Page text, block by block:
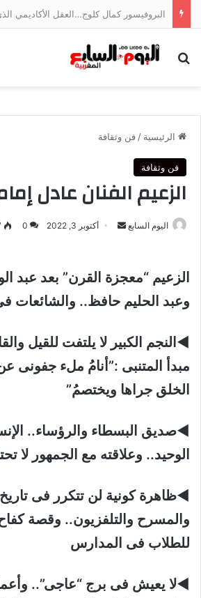
بحث عن
الرئيسية / فن وثقافة
فن وثقافة
الزعيم الفنان عادل
اليوم السابع
أرسل أكتوبر 3, 2022 0
الزعيم “معجزة القرن” بعد عبد
وعبد الحليم حافظ.. والشائعات
◄النجم الكبير لا يلتفت للقيل
مبدأ المتنبى :”أنامُ ملء جفونى
الخلق جراها ويختصمُ”
◄صديق البسطاء والرؤساء..
الوحيد.. وعلاقته مع الجمهور لا
◄ظاهرة كونية لن تتكرر فى تاريخ
والمسرح والتلفزيون.. وقصة
للطلاب فى المدارس
◄لا يعيش فى برج “عاجى”..